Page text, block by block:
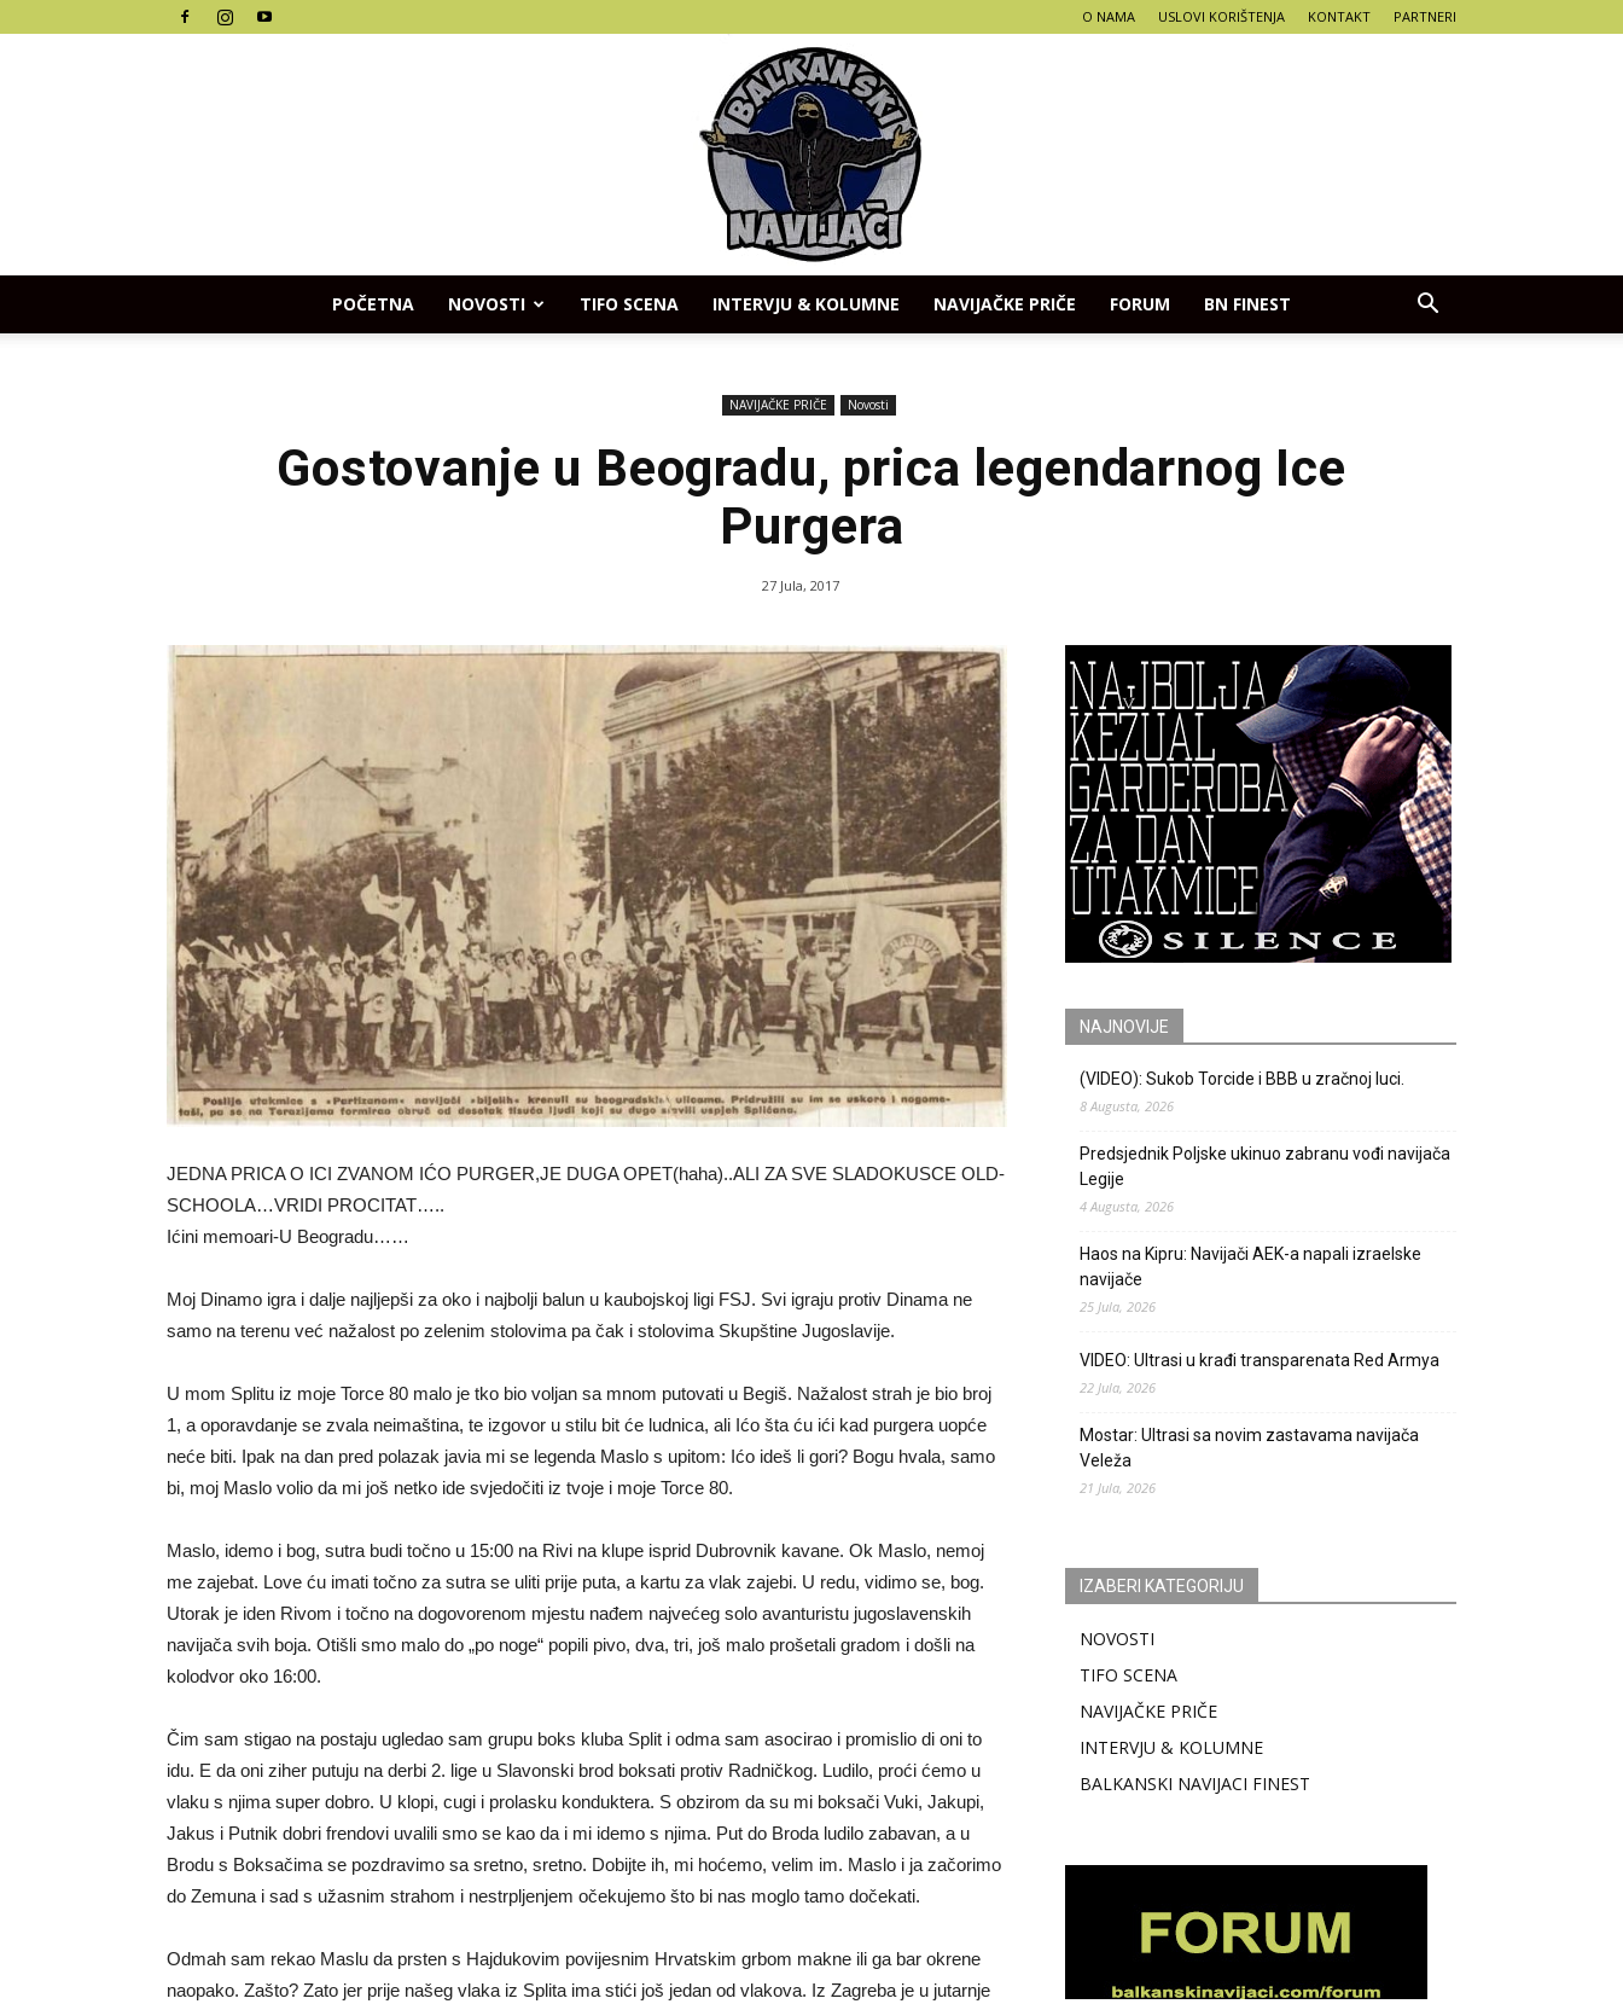
O NAMA USLOVI KORIŠTENJA KONTAKT PARTNERI
POČETNA NOVOSTI TIFO SCENA INTERVJU & KOLUMNE NAVIJAČKE PRIČE FORUM BN FINEST
NAVIJAČKE PRIČE Novosti
Gostovanje u Beogradu, prica legendarnog Ice
Purgera
27 Jula, 2017
JEDNA PRICA O ICI ZVANOM IĆO PURGER,JE DUGA OPET(haha)..ALI ZA SVE SLADOKUSCE OLD-
SCHOOLA…VRIDI PROCITAT…..
Ićini memoari-U Beogradu……
Moj Dinamo igra i dalje najljepši za oko i najbolji balun u kaubojskoj ligi FSJ. Svi igraju protiv Dinama ne
samo na terenu već nažalost po zelenim stolovima pa čak i stolovima Skupštine Jugoslavije.
U mom Splitu iz moje Torce 80 malo je tko bio voljan sa mnom putovati u Begiš. Nažalost strah je bio broj
1, a oporavdanje se zvala neimaština, te izgovor u stilu bit će ludnica, ali Ićo šta ću ići kad purgera uopće
neće biti. Ipak na dan pred polazak javia mi se legenda Maslo s upitom: Ićo ideš li gori? Bogu hvala, samo
bi, moj Maslo volio da mi još netko ide svjedočiti iz tvoje i moje Torce 80.
Maslo, idemo i bog, sutra budi točno u 15:00 na Rivi na klupe isprid Dubrovnik kavane. Ok Maslo, nemoj
me zajebat. Love ću imati točno za sutra se uliti prije puta, a kartu za vlak zajebi. U redu, vidimo se, bog.
Utorak je iden Rivom i točno na dogovorenom mjestu nađem najvećeg solo avanturistu jugoslavenskih
navijača svih boja. Otišli smo malo do „po noge“ popili pivo, dva, tri, još malo prošetali gradom i došli na
kolodvor oko 16:00.
Čim sam stigao na postaju ugledao sam grupu boks kluba Split i odma sam asocirao i promislio di oni to
idu. E da oni ziher putuju na derbi 2. lige u Slavonski brod boksati protiv Radničkog. Ludilo, proći ćemo u
vlaku s njima super dobro. U klopi, cugi i prolasku konduktera. S obzirom da su mi boksači Vuki, Jakupi,
Jakus i Putnik dobri frendovi uvalili smo se kao da i mi idemo s njima. Put do Broda ludilo zabavan, a u
Brodu s Boksačima se pozdravimo sa sretno, sretno. Dobijte ih, mi hoćemo, velim im. Maslo i ja začorimo
do Zemuna i sad s užasnim strahom i nestrpljenjem očekujemo što bi nas moglo tamo dočekati.
Odmah sam rekao Maslu da prsten s Hajdukovim povijesnim Hrvatskim grbom makne ili ga bar okrene
naopako. Zašto? Zato jer prije našeg vlaka iz Splita ima stići još jedan od vlakova. Iz Zagreba je u jutarnje
NAJNOVIJE
(VIDEO): Sukob Torcide i BBB u zračnoj luci.
8 Augusta, 2026
Predsjednik Poljske ukinuo zabranu vođi navijača
Legije
4 Augusta, 2026
Haos na Kipru: Navijači AEK-a napali izraelske
navijače
25 Jula, 2026
VIDEO: Ultrasi u krađi transparenata Red Armya
22 Jula, 2026
Mostar: Ultrasi sa novim zastavama navijača
Veleža
21 Jula, 2026
IZABERI KATEGORIJU
NOVOSTI
TIFO SCENA
NAVIJAČKE PRIČE
INTERVJU & KOLUMNE
BALKANSKI NAVIJACI FINEST